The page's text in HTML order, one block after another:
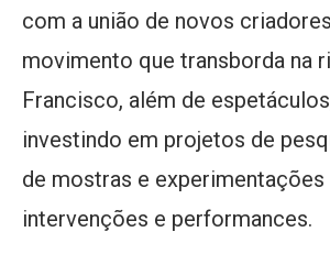
com a união de novos
movimento que transborda na
Francisco, além de
investindo em projetos de
de mostras e experimentações
intervenções e performances.